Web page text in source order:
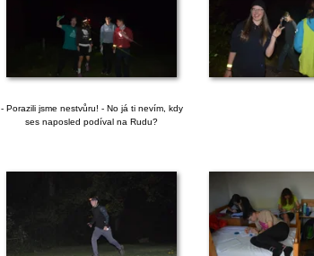
- Porazili jsme nestvůru! - No já ti nevím, kdy
ses naposled podíval na Rudu?